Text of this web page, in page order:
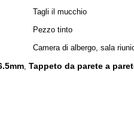
Tagli il mucchio
Pezzo tinto
Camera di albergo, sala
, Tappeto da parete a